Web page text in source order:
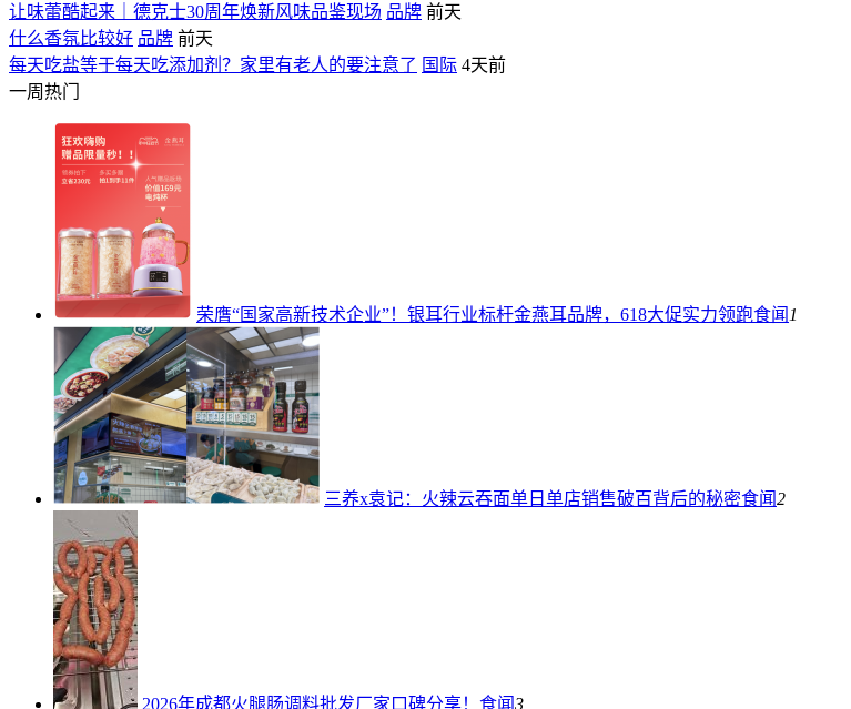
让味蕾酷起来｜德克士30周年焕新风味品鉴现场 品牌 前天
什么香氛比较好 品牌 前天
每天吃盐等于每天吃添加剂？家里有老人的要注意了 国际 4天前
一周热门
荣膺“国家高新技术企业”！银耳行业标杆金燕耳品牌，618大促实力领跑食闻 1
三养x袁记：火辣云吞面单日单店销售破百背后的秘密食闻2
2026年成都火腿肠调料批发厂家口碑分享！ 食闻3